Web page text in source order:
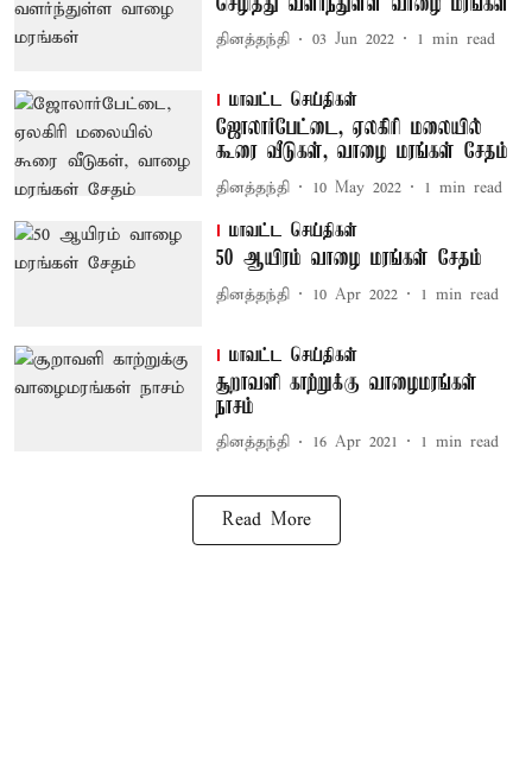
தினத்தந்தி 03 Jun 2022 1 min read
மாவட்ட செய்திகள்
ஜோலார்பேட்டை, ஏலகிரி மலையில்
கூரை வீடுகள், வாழை மரங்கள் சேதம்
தினத்தந்தி 10 May 2022 1 min read
மாவட்ட செய்திகள்
50 ஆயிரம் வாழை மரங்கள் சேதம்
தினத்தந்தி 10 Apr 2022 1 min read
மாவட்ட செய்திகள்
சூறாவளி காற்றுக்கு வாழைமரங்கள்
நாசம்
தினத்தந்தி 16 Apr 2021 1 min read
Read More